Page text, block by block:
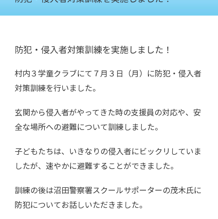
防犯・侵入者対策訓練を実施しました！
村内３学童クラブにて７月３日（月）に防犯・侵入者
対策訓練を行いました。
玄関から侵入者がやってきた時の支援員の対応や、安
全な場所への避難について訓練しました。
子どもたちは、いきなりの侵入者にビックリしていま
したが、速やかに避難することができました。
訓練の後は沼田警察署スクールサポーターの茂木氏に
防犯についてお話しいただきました。